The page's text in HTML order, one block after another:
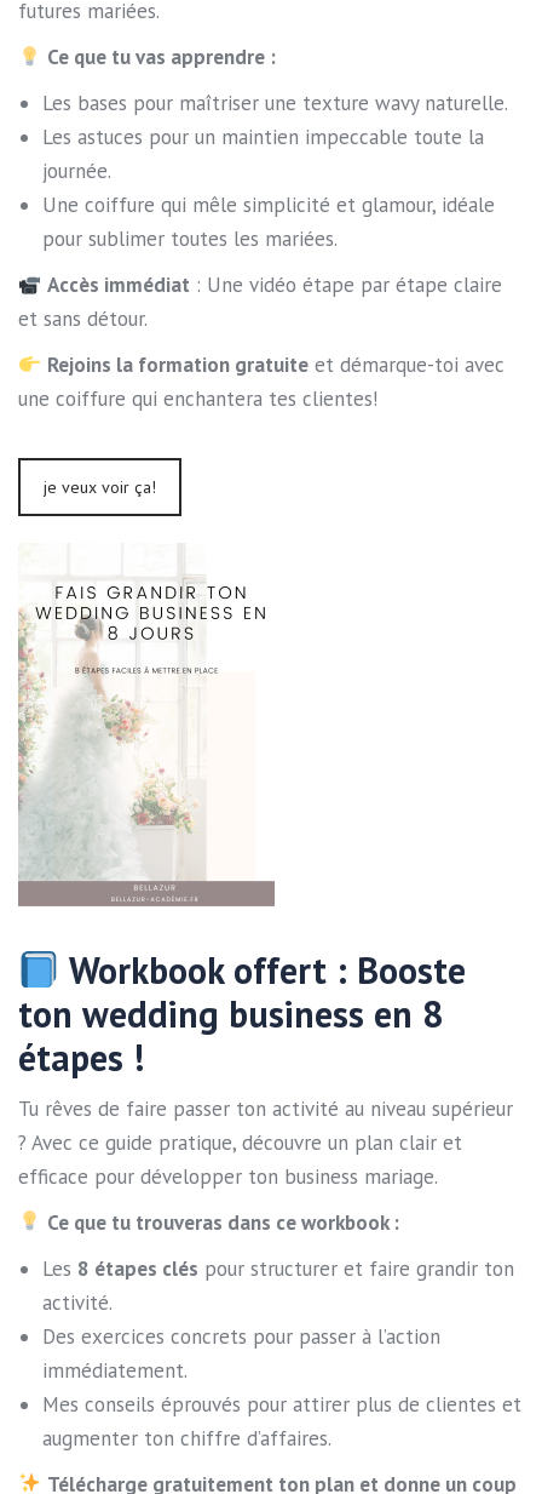
futures mariées.
Ce que tu vas apprendre :
Les bases pour maîtriser une texture wavy naturelle.
Les astuces pour un maintien impeccable toute la
journée.
Une coiffure qui mêle simplicité et glamour, idéale
pour sublimer toutes les mariées.
Accès immédiat : Une vidéo étape par étape claire
et sans détour.
Rejoins la formation gratuite et démarque-toi avec
une coiffure qui enchantera tes clientes!
je veux voir ça!
Workbook offert : Booste
ton wedding business en 8
étapes !
Tu rêves de faire passer ton activité au niveau supérieur
? Avec ce guide pratique, découvre un plan clair et
efficace pour développer ton business mariage.
Ce que tu trouveras dans ce workbook :
Les 8 étapes clés pour structurer et faire grandir ton
activité.
Des exercices concrets pour passer à l’action
immédiatement.
Mes conseils éprouvés pour attirer plus de clientes et
augmenter ton chiffre d’affaires.
Télécharge gratuitement ton plan et donne un coup